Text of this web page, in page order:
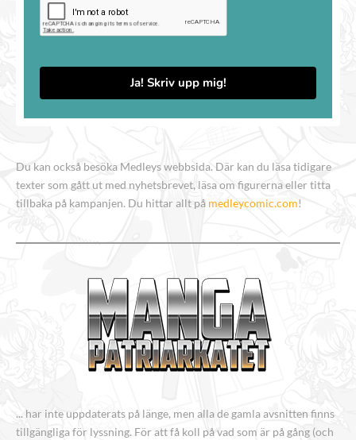
Ja! Skriv upp mig!
Du kan också besöka Medleys webbsida. Där kan du läsa tidigare
texter som gått ut med nyhetsbrevet, läsa om figurerna eller titta
tillbaka på kampanjen. Du hittar allt på medleycomic.com!
... har inte uppdaterats på länge, men alla de gamla avsnitten finns
tillgängliga för lyssning. För att få koll på vad som är på gång (och